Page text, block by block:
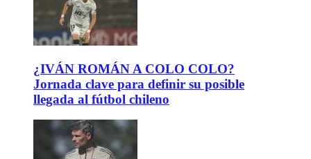
¿IVÁN ROMÁN A COLO COLO?
Jornada clave para definir su posible
llegada al fútbol chileno